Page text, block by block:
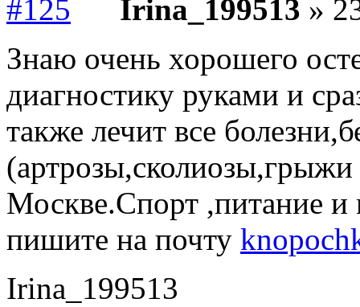
Irina_199513 »
Знаю очень хорошего
диагностику руками и
также лечит все
Москве.Спорт ,питание
пишите на почту
Irina_199513